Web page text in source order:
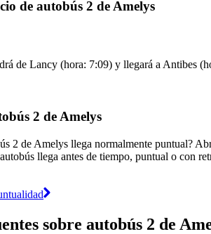
de autobús 2 de Amelys
de Lancy (hora: 7:09) y llegará a Antibes
2 de Amelys
2 de Amelys llega normalmente puntual?
llega antes de tiempo, puntual o con
sobre autobús 2 de